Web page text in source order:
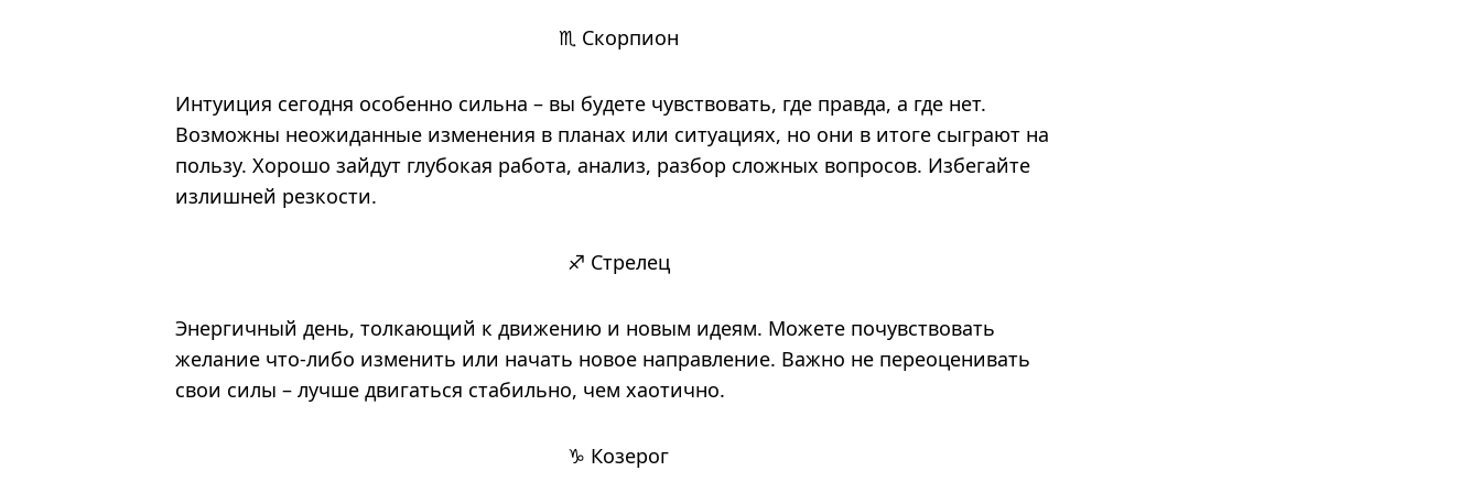
♏ Скорпион
Интуиция сегодня особенно сильна – вы будете чувствовать, где правда, а где нет.
Возможны неожиданные изменения в планах или ситуациях, но они в итоге сыграют на
пользу. Хорошо зайдут глубокая работа, анализ, разбор сложных вопросов. Избегайте
излишней резкости.
♐ Стрелец
Энергичный день, толкающий к движению и новым идеям. Можете почувствовать
желание что-либо изменить или начать новое направление. Важно не переоценивать
свои силы – лучше двигаться стабильно, чем хаотично.
♑ Козерог